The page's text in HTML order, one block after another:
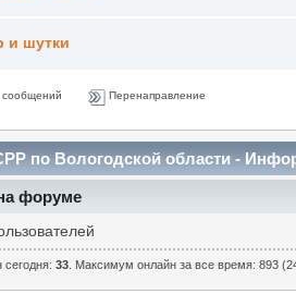
и шутки
Перенаправление
по Вологодской области -
форуме
сегодня:33 . Максимум онлайн за все время: 893